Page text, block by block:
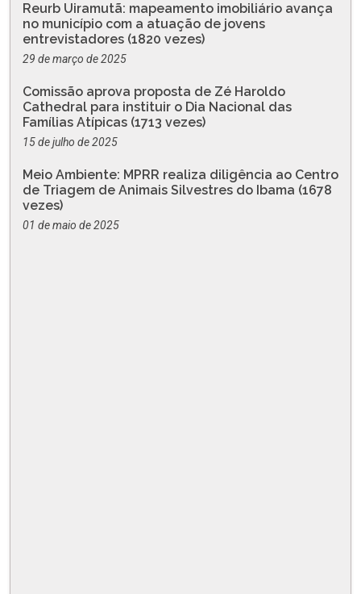
Reurb Uiramutã: mapeamento imobiliário avança
no município com a atuação de jovens
entrevistadores (1820 vezes)
29 de março de 2025
Comissão aprova proposta de Zé Haroldo
Cathedral para instituir o Dia Nacional das
Famílias Atípicas (1713 vezes)
15 de julho de 2025
Meio Ambiente: MPRR realiza diligência ao Centro
de Triagem de Animais Silvestres do Ibama (1678
vezes)
01 de maio de 2025